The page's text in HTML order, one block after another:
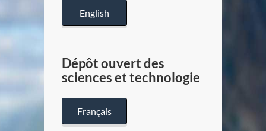
English
Dépôt ouvert des
sciences et technologie
Français